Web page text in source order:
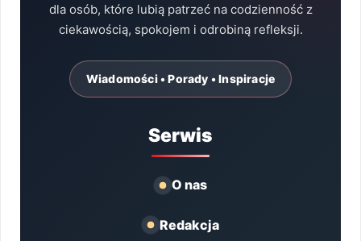
dla osób, które lubią patrzeć na codzienność z
ciekawością, spokojem i odrobiną refleksji.
Wiadomości • Porady • Inspiracje
Serwis
O nas
Redakcja